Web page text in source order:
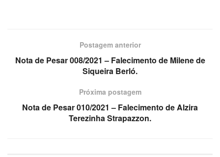
Postagem anterior
Nota de Pesar 008/2021 – Falecimento de Milene de
Siqueira Berló.
Próxima postagem
Nota de Pesar 010/2021 – Falecimento de Alzira
Terezinha Strapazzon.